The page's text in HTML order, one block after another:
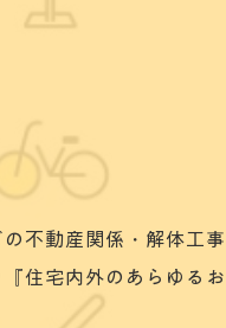
不動産関係・解体工
住宅内外のあらゆる